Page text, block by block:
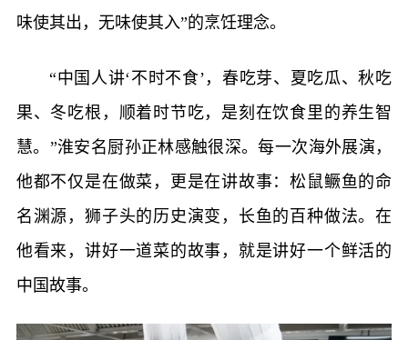
味使其出，无味使其入”的烹饪理念。
“中国人讲‘不时不食’，春吃芽、夏吃瓜、秋吃
果、冬吃根，顺着时节吃，是刻在饮食里的养生智
慧。”淮安名厨孙正林感触很深。每一次海外展演，
他都不仅是在做菜，更是在讲故事：松鼠鳜鱼的命
名渊源，狮子头的历史演变，长鱼的百种做法。在
他看来，讲好一道菜的故事，就是讲好一个鲜活的
中国故事。